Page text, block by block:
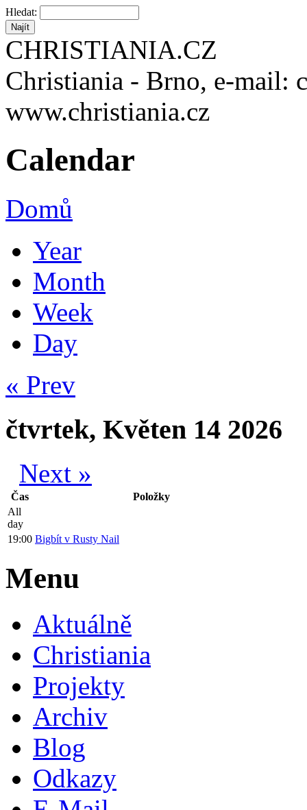
Hledat:
CHRISTIANIA.CZ
Christiania - Brno, e-mail:
www.christiania.cz
Calendar
Domů
Year
Month
Week
Day
« Prev
čtvrtek, Květen 14 2026
Next »
Čas
Položky
All
day
19:00 Bigbít v Rusty Nail
Menu
Aktuálně
Christiania
Projekty
Archiv
Blog
Odkazy